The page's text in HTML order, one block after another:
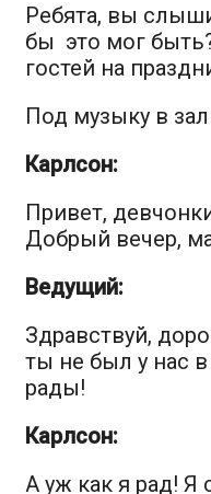
Ребята, вы
бы это мог
гостей на
Под музыку в
Карлсон:
Привет,
Добрый вечер,
Ведущий:
Здравствуй,
ты не был у нас
рады!
Карлсон:
А уж как я рад!